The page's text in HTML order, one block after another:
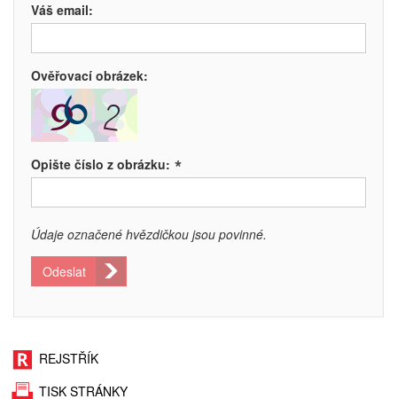
Váš email:
Ověřovací obrázek:
Opište číslo z obrázku: *
Údaje označené hvězdičkou jsou povinné.
Odeslat
REJSTŘÍK
TISK STRÁNKY